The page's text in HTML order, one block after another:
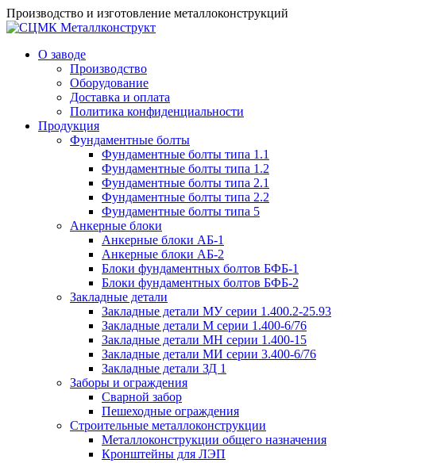
Производство и изготовление металлоконструкций
О заводе
Производство
Оборудование
Доставка и оплата
Политика конфиденциальности
Продукция
Фундаментные болты
Фундаментные болты типа 1.1
Фундаментные болты типа 1.2
Фундаментные болты типа 2.1
Фундаментные болты типа 2.2
Фундаментные болты типа 5
Анкерные блоки
Анкерные блоки АБ-1
Анкерные блоки АБ-2
Блоки фундаментных болтов БФБ-1
Блоки фундаментных болтов БФБ-2
Закладные детали
Закладные детали МУ серии 1.400.2-25.93
Закладные детали М серии 1.400-6/76
Закладные детали МН серии 1.400-15
Закладные детали МИ серии 3.400-6/76
Закладные детали ЗД 1
Заборы и ограждения
Сварной забор
Пешеходные ограждения
Строительные металлоконструкции
Металлоконструкции общего назначения
Кронштейны для ЛЭП